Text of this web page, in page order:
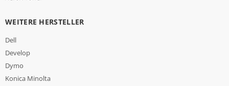
WEITERE HERSTELLER
Dell
Develop
Dymo
Konica Minolta